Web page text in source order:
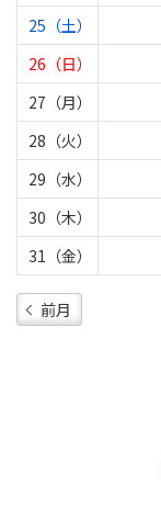
25（土）
26（日）
27（月）
28（火）
29（水）
30（木）
31（金）
前月